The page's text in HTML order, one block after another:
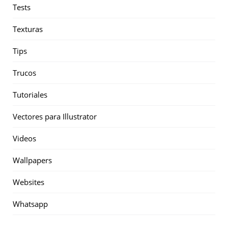
Tests
Texturas
Tips
Trucos
Tutoriales
Vectores para Illustrator
Videos
Wallpapers
Websites
Whatsapp